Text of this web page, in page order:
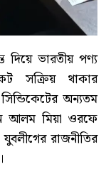
দিয়ে ভারতীয় পণ্য
সক্রিয় থাকার
অন্যতম
আলম মিয়া ওরফে
রাজনীতির